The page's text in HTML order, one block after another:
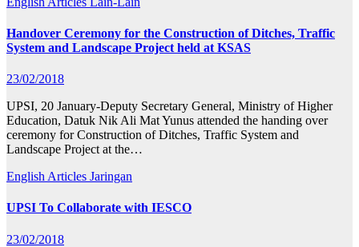
Handover Ceremony for the Construction of Ditches, Traffic
System and Landscape Project held at KSAS
23/02/2018
UPSI, 20 January-Deputy Secretary General, Ministry of Higher
Education, Datuk Nik Ali Mat Yunus attended the handing over
ceremony for Construction of Ditches, Traffic System and
Landscape Project at the…
English Articles Jaringan
UPSI To Collaborate with IESCO
23/02/2018